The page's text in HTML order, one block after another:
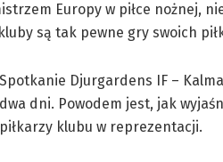
Europy w piłce nożnej,
są tak pewne gry swoich
Spotkanie Djurgardens IF –
dwa dni. Powodem jest, jak
piłkarzy klubu w reprezentacji.